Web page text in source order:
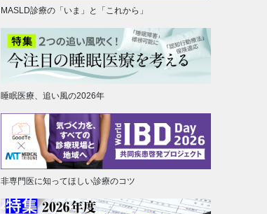
MASLD診療の「いま」と「これから」
睡眠医療、追い風の2026年
非専門医に知ってほしい診療のコツ